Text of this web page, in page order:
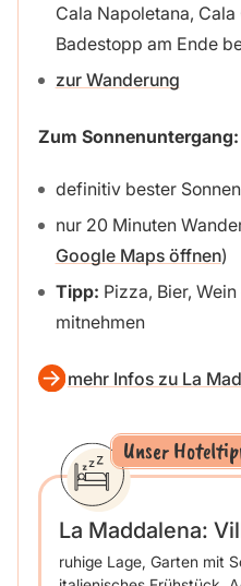
Cala Napoletana,
Badestopp am Ende
zur Wanderung
Zum
definitiv bester
nur 20 Minuten
Google Maps öffnen)
Tipp: Pizza, Bier,
mitnehmen
mehr Infos zu La
Unser
La Maddalena:
ruhige Lage, Garten mit